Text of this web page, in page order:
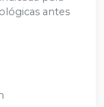
antes